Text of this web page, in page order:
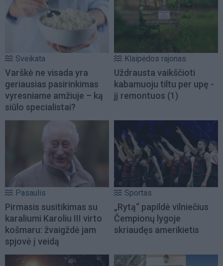
Sveikata
Varškė ne visada yra
geriausias pasirinkimas
vyresniame amžiuje – ką
siūlo specialistai?
Klaipėdos rajonas
Uždrausta vaikščioti
kabamuoju tiltu per upę -
jį remontuos (1)
Pasaulis
Pirmasis susitikimas su
karaliumi Karoliu III virto
košmaru: žvaigždė jam
spjovė į veidą
Sportas
„Rytą“ papildė vilniečius
Čempionų lygoje
skriaudęs amerikietis